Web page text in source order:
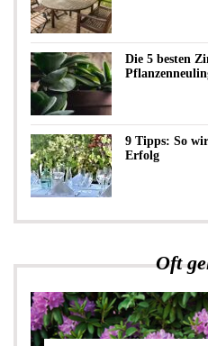
Die 5 besten
9 Tipps: So
Erfolg
Oft